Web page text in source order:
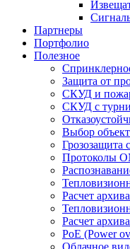
Партнеры
Портфолио
Полезное
Защита от
СКУД и
СКУД с
Выбор
Грозозащита
Протоколы
Расчет
Расчет
PoE (Power
Облачное